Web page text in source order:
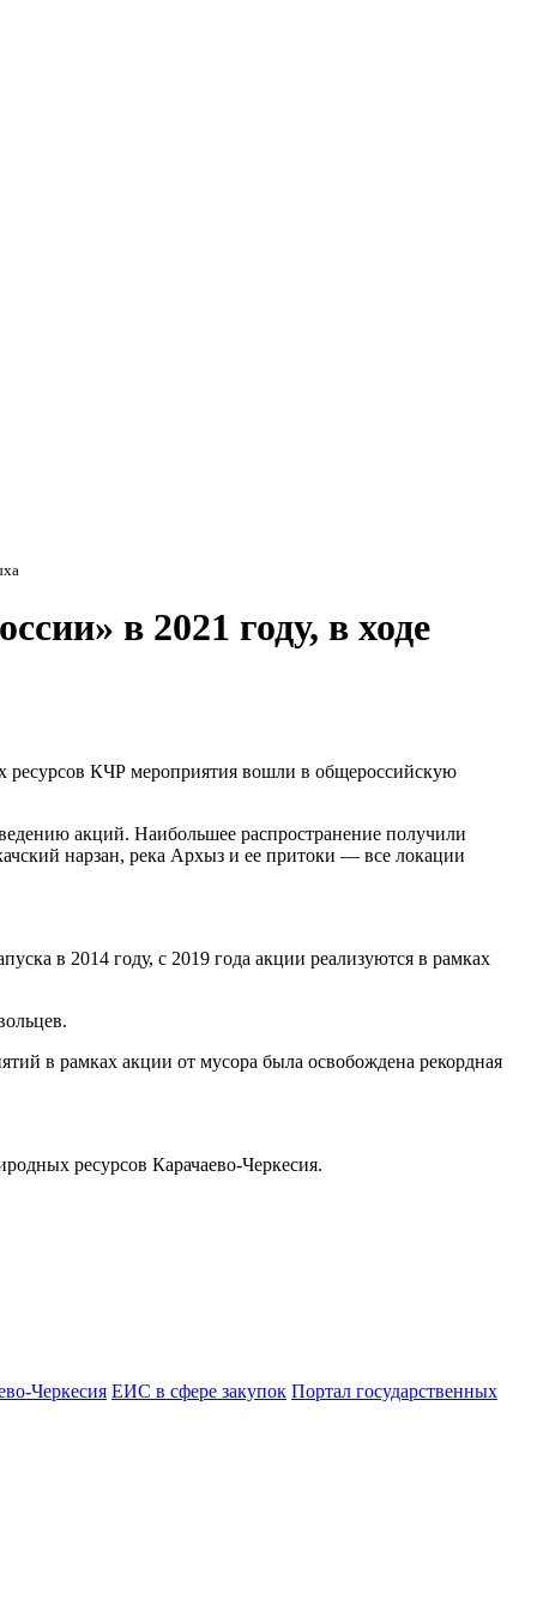
в 2021 году, в ходе
ресурсов КЧР мероприятия вошли в общероссийскую
акций. Наибольшее распространение получили
нарзан, река Архыз и ее притоки — все локации
в 2014 году, с 2019 года акции реализуются в рамках
в рамках акции от мусора была освобождена рекордная
ресурсов Карачаево-Черкесия.
Черкесия ЕИС в сфере закупок Портал государственных